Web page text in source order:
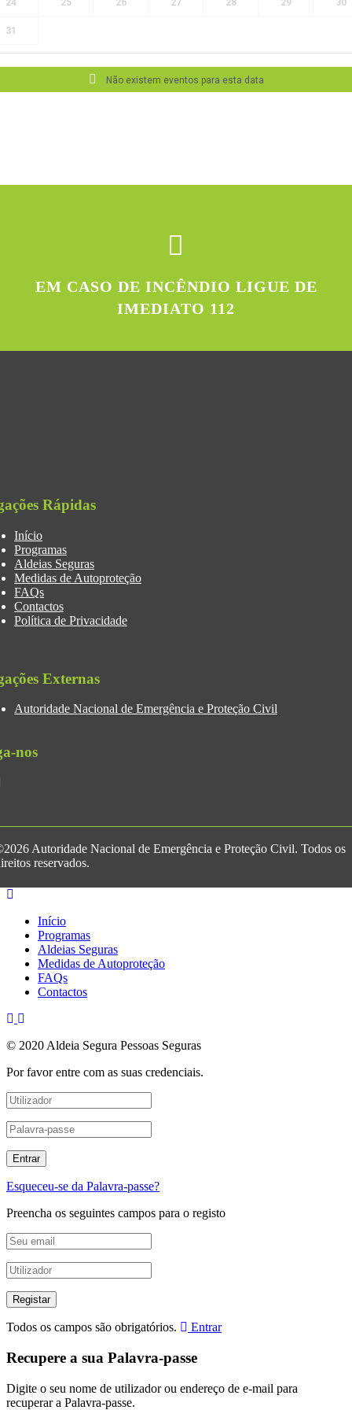
24 25 26 27 28 29 30
31
Não existem eventos para esta data
EM CASO DE INCÊNDIO LIGUE DE
IMEDIATO 112
Rápidas
Início
Programas
Aldeias Seguras
Medidas de Autoproteção
FAQs
Contactos
Política de Privacidade
Externas
Autoridade Nacional de Emergência e Proteção Civil
nos
Autoridade Nacional de Emergência e Proteção Civil. Todos os
reservados.
Início
Programas
Aldeias Seguras
Medidas de Autoproteção
FAQs
Contactos
© 2020 Aldeia Segura Pessoas Seguras
Por favor entre com as suas credenciais.
Esqueceu-se da Palavra-passe?
Preencha os seguintes campos para o registo
Todos os campos são obrigatórios. Entrar
Recupere a sua Palavra-passe
Digite o seu nome de utilizador ou endereço de e-mail para
recuperar a Palavra-passe.